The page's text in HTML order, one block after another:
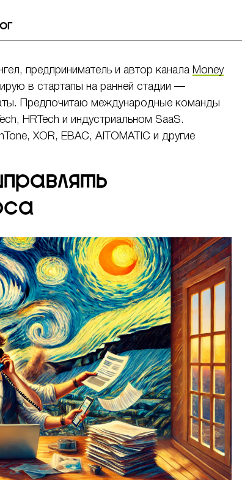
предприниматель и автор канала Money
в стартапы на ранней стадии —
Предпочитаю международные команды
HRTech и индустриальном SaaS.
XOR, EBAC, AITOMATIC и другие